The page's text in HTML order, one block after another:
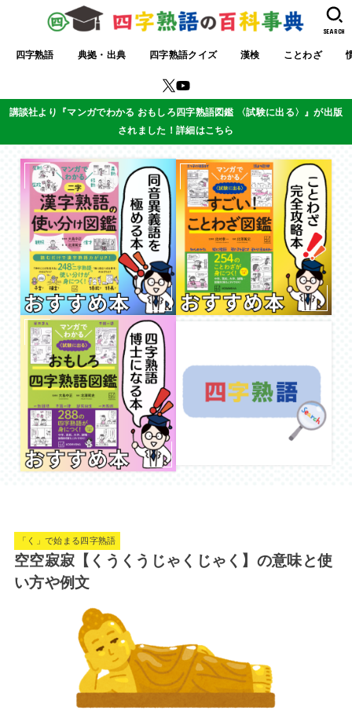
四字熟語 典拠・出典 四字熟語クイズ 漢検 ことわざ
SEARCH
講談社より『マンガでわかる おもしろ四字熟語図鑑 〈試験に出る〉』が出版
されました！詳細はこちら
「く」で始まる四字熟語
空空寂寂【くうくうじゃくじゃく】の意味と使
い方や例文